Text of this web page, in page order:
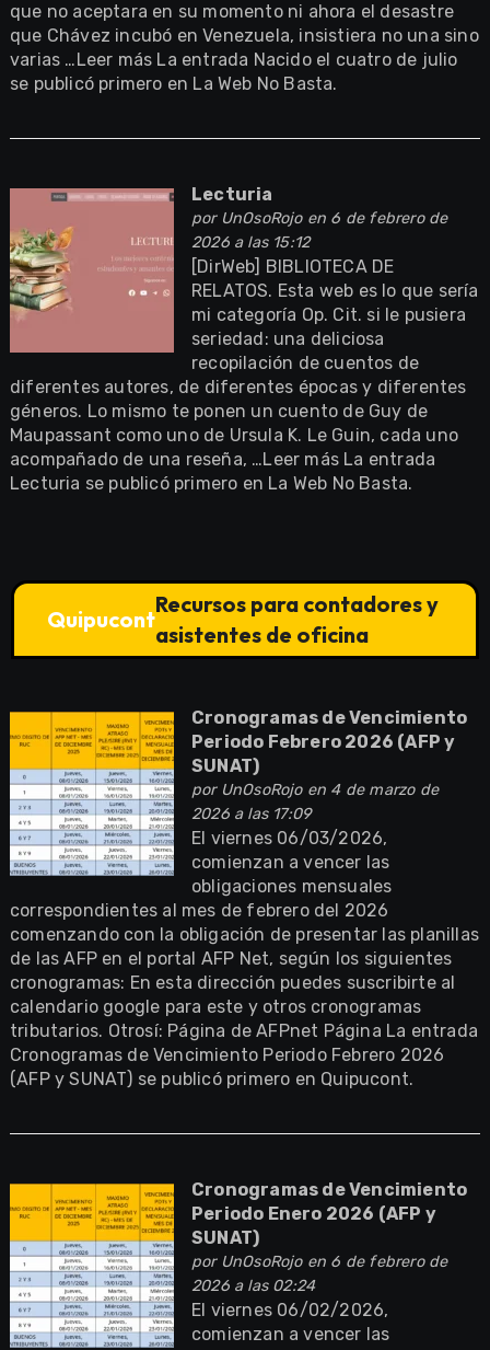
que no aceptara en su momento ni ahora el desastre
que Chávez incubó en Venezuela, insistiera no una sino
varias …Leer más La entrada Nacido el cuatro de julio
se publicó primero en La Web No Basta.
Lecturia
por UnOsoRojoen 6 de febrero de
2026 a las 15:12
[DirWeb] BIBLIOTECA DE
RELATOS. Esta web es lo que sería
mi categoría Op. Cit. si le pusiera
seriedad: una deliciosa
recopilación de cuentos de
diferentes autores, de diferentes épocas y diferentes
géneros. Lo mismo te ponen un cuento de Guy de
Maupassant como uno de Ursula K. Le Guin, cada uno
acompañado de una reseña, …Leer más La entrada
Lecturia se publicó primero en La Web No Basta.
Quipucont
Recursos para contadores y
asistentes de oficina
Cronogramas de Vencimiento
Periodo Febrero 2026 (AFP y
SUNAT)
por UnOsoRojoen 4 de marzo de
2026 a las 17:09
El viernes 06/03/2026,
comienzan a vencer las
obligaciones mensuales
correspondientes al mes de febrero del 2026
comenzando con la obligación de presentar las planillas
de las AFP en el portal AFP Net, según los siguientes
cronogramas: En esta dirección puedes suscribirte al
calendario google para este y otros cronogramas
tributarios. Otrosí: Página de AFPnet Página La entrada
Cronogramas de Vencimiento Periodo Febrero 2026
(AFP y SUNAT) se publicó primero en Quipucont.
Cronogramas de Vencimiento
Periodo Enero 2026 (AFP y
SUNAT)
por UnOsoRojoen 6 de febrero de
2026 a las 02:24
El viernes 06/02/2026,
comienzan a vencer las